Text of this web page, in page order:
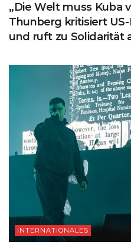
„Die Welt muss Kuba
Thunberg kritisiert
und ruft zu Solidarität
INTERNATIONALES